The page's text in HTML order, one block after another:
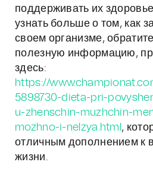
поддерживать их
узнать больше о том, как
своем организме,
полезную информацию,
здесь:
https://
5898730-dieta-pri-
u-zhenschin-muzhchin-
mozhno-i-nelzya.html ,
отличным дополнением к
жизни.